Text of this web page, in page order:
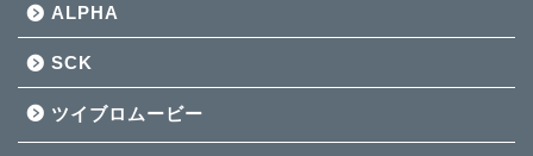
ALPHA
SCK
ツイブロムービー